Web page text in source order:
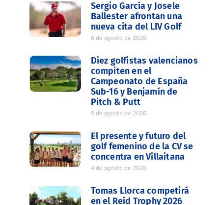
Sergio García y Josele
Ballester afrontan una
nueva cita del LIV Golf
6 de agosto de 2026
Diez golfistas valencianos
compiten en el
Campeonato de España
Sub-16 y Benjamín de
Pitch & Putt
5 de agosto de 2026
El presente y futuro del
golf femenino de la CV se
concentra en Villaitana
4 de agosto de 2026
Tomas Llorca competirá
en el Reid Trophy 2026